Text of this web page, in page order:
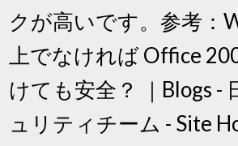
クが高いです。参考：
上でなければ Office
けても安全？ ｜Blogs -
ュリティチーム - Site